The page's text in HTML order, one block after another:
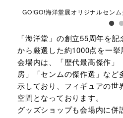
GO!GO!海洋堂展オリジナルセンム
「海洋堂」の創立55周年を
から厳選した約1000点を一挙
会場内は、「歴代最高傑作」
房」「センムの傑作選」など
示しており、フィギュアの世
空間となっております。
グッズショップも会場内に